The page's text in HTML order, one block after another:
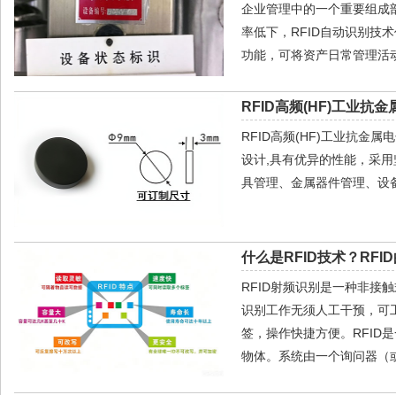
企业管理中的一个重要组成
率低下，RFID自动识别技
功能，可将资产日常管理活
RFID高频(HF)工业抗金
RFID高频(HF)工业抗金属
设计,具有优异的性能，采
具管理、金属器件管理、设
什么是RFID技术？
RFID射频识别是一种非接
识别工作无须人工干预，可
签，操作快捷方便。RFID
物体。系统由一个询问器（